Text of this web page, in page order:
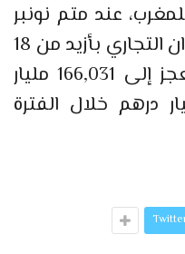
عند متم نونبر
2016، تفاقما في عجز الميزان التجاري بأزيد من 18
في المائة لتصل نسبة العجز إلى 166,031 مليار
مقابل 140,723 مليار درهم خلال الفترة